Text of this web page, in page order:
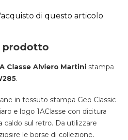
di questo articolo
prodotto
Classe Alviero Martini stampa
.
in tessuto stampa Geo Classic
e logo 1AClasse con dicitura
caldo sul retro. Da utilizzare
le borse di collezione.